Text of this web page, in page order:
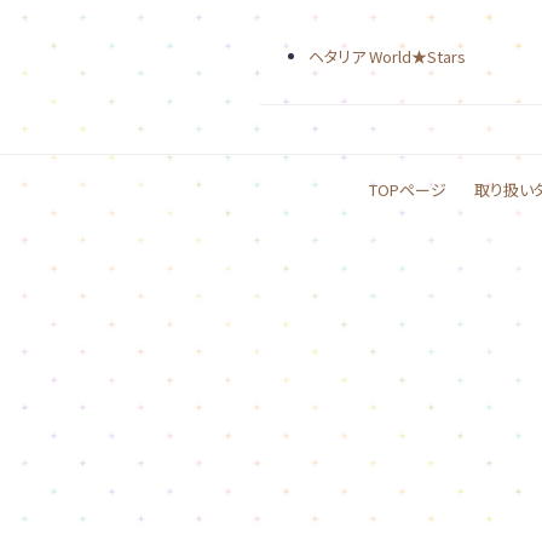
ヘタリア World★Stars
TOPページ 取り扱い